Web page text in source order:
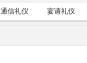
通信礼仪 宴请礼仪